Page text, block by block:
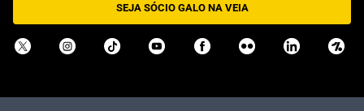
SEJA SÓCIO GALO NA VEIA